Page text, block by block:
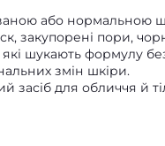
або нормальною
закупорені пори,
шукають формулу
змін шкіри.
засіб для обличчя й